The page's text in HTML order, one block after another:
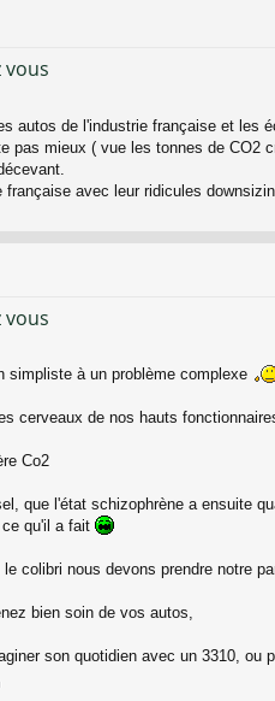
vous
autos de l'industrie française et les
pas mieux ( vue les tonnes de CO2
française avec leur ridicules
vous
simpliste à un problème complexe
cerveaux de nos hauts
Co2
que l'état schizophrène a ensuite
qu'il a fait
colibri nous devons prendre notre
bien soin de vos autos,
son quotidien avec un 3310, ou